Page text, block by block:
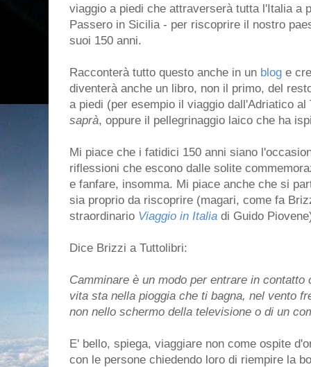
viaggio a piedi che attraverserà tutta l'Italia a
Passero in Sicilia - per riscoprire il nostro
suoi 150 anni.
Racconterà tutto questo anche in un blog e
diventerà anche un libro, non il primo, del
a piedi (per esempio il viaggio dall'Adriatico al
saprà, oppure il pellegrinaggio laico che ha
Mi piace che i fatidici 150 anni siano
riflessioni che escono dalle solite
e fanfare, insomma. Mi piace anche che si
sia proprio da riscoprire (magari, come fa
straordinario Viaggio in Italia di Guido
Dice Brizzi a Tuttolibri:
Camminare è un modo per entrare in
vita sta nella pioggia che ti bagna, nel vento
non nello schermo della televisione o di un
E' bello, spiega, viaggiare non come ospite
con le persone chiedendo loro di riempire la